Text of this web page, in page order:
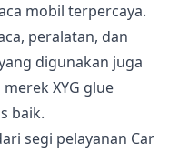
mobil terpercaya.
peralatan, dan
digunakan juga
XYG glue
baik.
segi pelayanan Car